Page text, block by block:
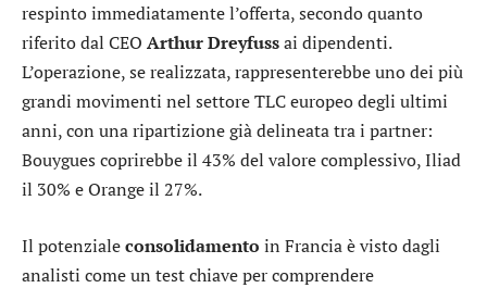
respinto immediatamente l’offerta, secondo quanto
riferito dal CEO ArthurDreyfussai dipendenti.
L’operazione, se realizzata, rappresenterebbe uno dei più
grandi movimenti nel settore TLC europeo degli ultimi
anni, con una ripartizione già delineata tra i partner:
Bouygues coprirebbe il 43% del valore complessivo, Iliad
il 30% e Orange il 27%.
Il potenzialeconsolidamento in Francia è visto dagli
analisti come un test chiave per comprendere